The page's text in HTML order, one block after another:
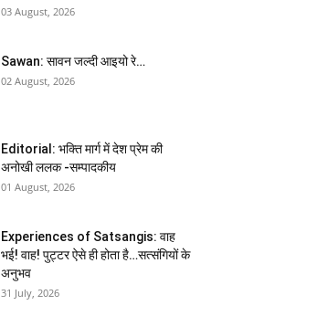
03 August, 2026
Sawan: सावन जल्दी आइयो रे…
02 August, 2026
Editorial: भक्ति मार्ग में देश प्रेम की
अनोखी ललक -सम्पादकीय
01 August, 2026
Experiences of Satsangis: वाह
भई! वाह! पुट्टर ऐसे ही होता है…सत्संगियों के
अनुभव
31 July, 2026